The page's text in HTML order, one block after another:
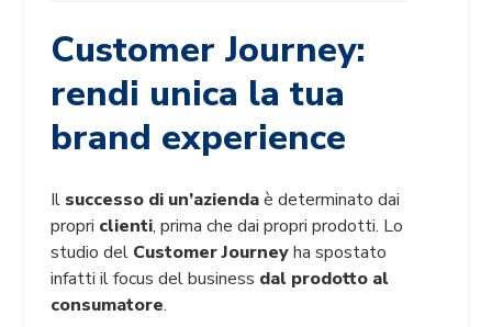
Customer Journey:
rendi unica la tua
brand experience
Il successo di un’aziendaè determinato dai
propri clienti, prima che dai propri prodotti. Lo
studio del Customer Journeyha spostato
infatti il focus del business dal prodotto al
consumatore.